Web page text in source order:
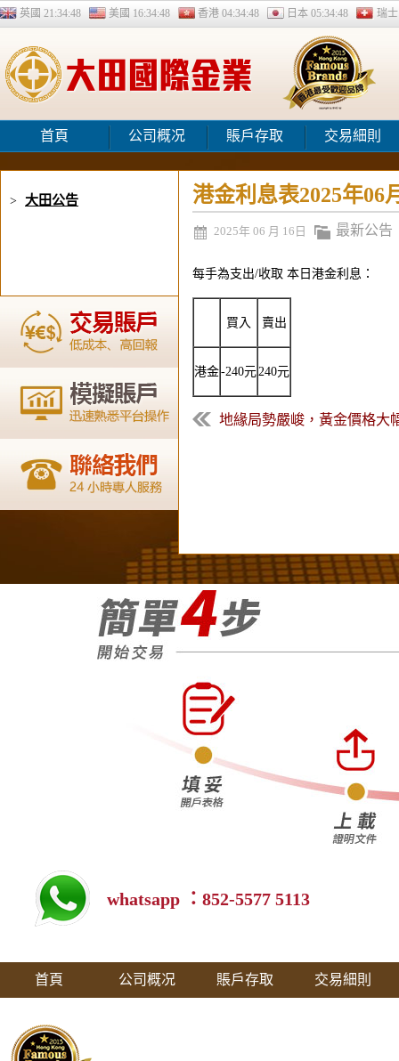
英國 21:34:49 美國 16:34:49 香港 04:34:49 日本 05:34:49 瑞
首頁 公司概况 賬戶存取 交易細則
> 大田公告 港金利息表2025年06
2025年 06 月 16日 最新公告
每手為支出/收取 本日港金利息：
買入 賣出
港金-240元240元
地緣局勢嚴峻，黃金價格大
whatsapp ：852-5577 5113
首頁 公司概况 賬戶存取 交易細則